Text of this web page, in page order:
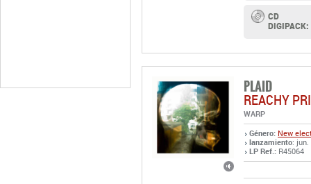
CD
DIGIPACK:
PLAID
REACHY
WARP
Género: New
lanzamiento: jun.
LP Ref.: R45064